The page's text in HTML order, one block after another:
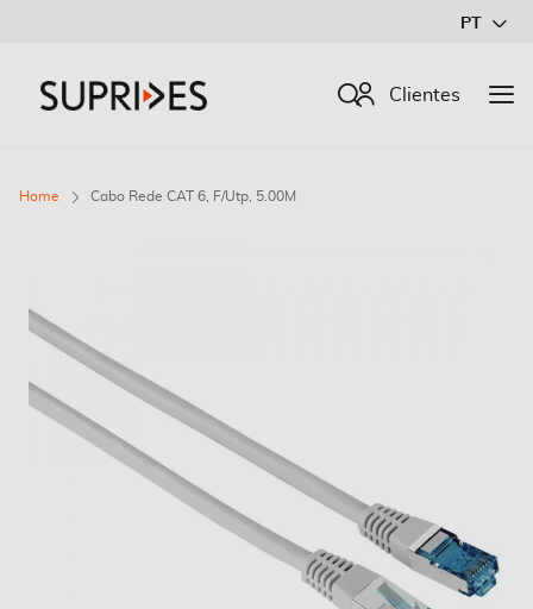
Conteúdo
PT
Procurar
Clientes
Home Cabo Rede CAT 6, F/Utp, 5.00M
final
Galeria
de
imagens